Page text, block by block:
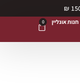
חנות אונליין 0